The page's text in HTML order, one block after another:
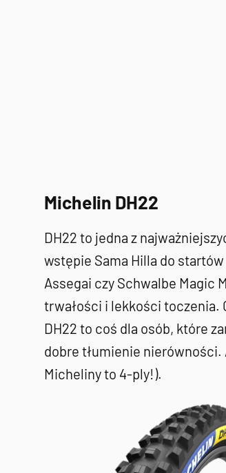
Michelin DH22
DH22 to jedna z
wstępie Sama Hilla do
Assegai czy Schwalbe Magic
trwałości i lekkości toczenia.
DH22 to coś dla osób, które
dobre tłumienie nierówności.
Micheliny to 4-ply!).